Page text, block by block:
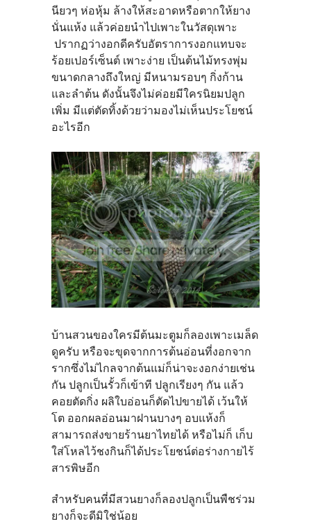
นียวๆ ห่อหุ้ม ล้างให้สะอาดหรือตากให้ยาง
นั่นแห้ง แล้วค่อยนำไปเพาะในวัสดุเพาะ
ปรากฏว่างอกดีครับอัตราการงอกแทบจะ
ร้อยเปอร์เซ็นต์ เพาะง่าย เป็นต้นไม้ทรงพุ่ม
ขนาดกลางถึงใหญ่ มีหนามรอบๆ กิ่งก้าน
และลำต้น ดังนั้นจึงไม่ค่อยมีใครนิยมปลูก
เพิ่ม มีแต่ตัดทิ้งด้วยว่ามองไม่เห็นประโยชน์
อะไรอีก
บ้านสวนของใครมีต้นมะตูมก็ลองเพาะเมล็ด
ดูครับ หรือจะขุดจากการต้นอ่อนที่งอกจาก
รากซึ่งไม่ไกลจากต้นแม่ก็น่าจะงอกง่ายเช่น
กัน ปลูกเป็นรั้วก็เข้าที ปลูกเรียงๆ กัน แล้ว
คอยตัดกิ่ง ผลิใบอ่อนก็ตัดไปขายได้ เว้นให้
โต ออกผลอ่อนมาฝานบางๆ อบแห้งก็
สามารถส่งขายร้านยาไทยได้ หรือไม่ก็ เก็บ
ใส่โหลไว้ชงกินก็ได้ประโยชน์ต่อร่างกายไร้
สารพิษอีก
สำหรับคนที่มีสวนยางก็ลองปลูกเป็นพืชร่วม
ยางก็จะดีมิใช่น้อย